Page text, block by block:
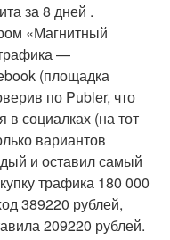
за 8 дней .
«Магнитный
—
(площадка
по Publer, что
в социалках (на тот
вариантов
и оставил самый
трафика 180 000
389220 рублей,
209220 рублей.